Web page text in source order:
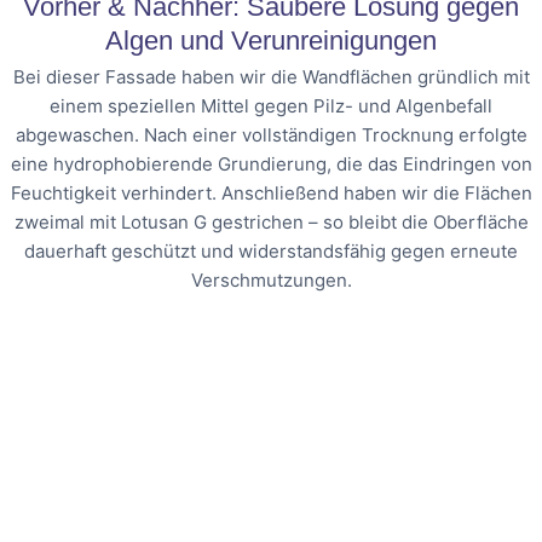
Vorher & Nachher: Saubere Lösung gegen
Algen und Verunreinigungen
Bei dieser Fassade haben wir die Wandflächen gründlich mit
einem speziellen Mittel gegen Pilz- und Algenbefall
abgewaschen. Nach einer vollständigen Trocknung erfolgte
eine hydrophobierende Grundierung, die das Eindringen von
Feuchtigkeit verhindert. Anschließend haben wir die Flächen
zweimal mit Lotusan G gestrichen – so bleibt die Oberfläche
dauerhaft geschützt und widerstandsfähig gegen erneute
Verschmutzungen.